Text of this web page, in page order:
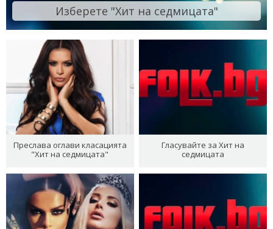
Изберете "Хит на седмицата"
Преслава оглави класацията
"Хит на седмицата"
Гласувайте за Хит на
седмицата